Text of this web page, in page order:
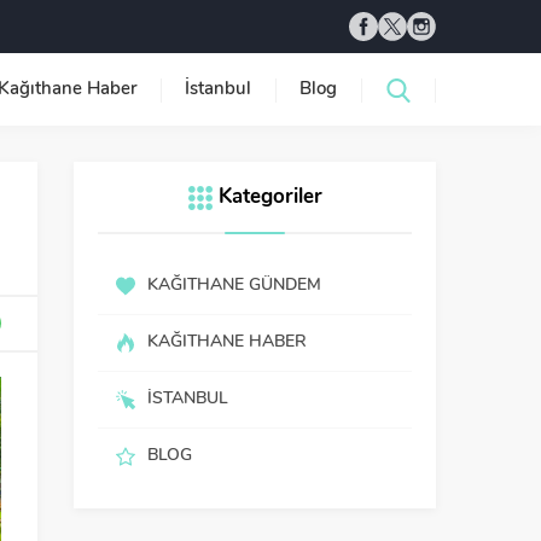
Haber İstanbul Blog
Kategoriler
KAĞITHANE GÜNDEM
KAĞITHANE HABER
İSTANBUL
BLOG